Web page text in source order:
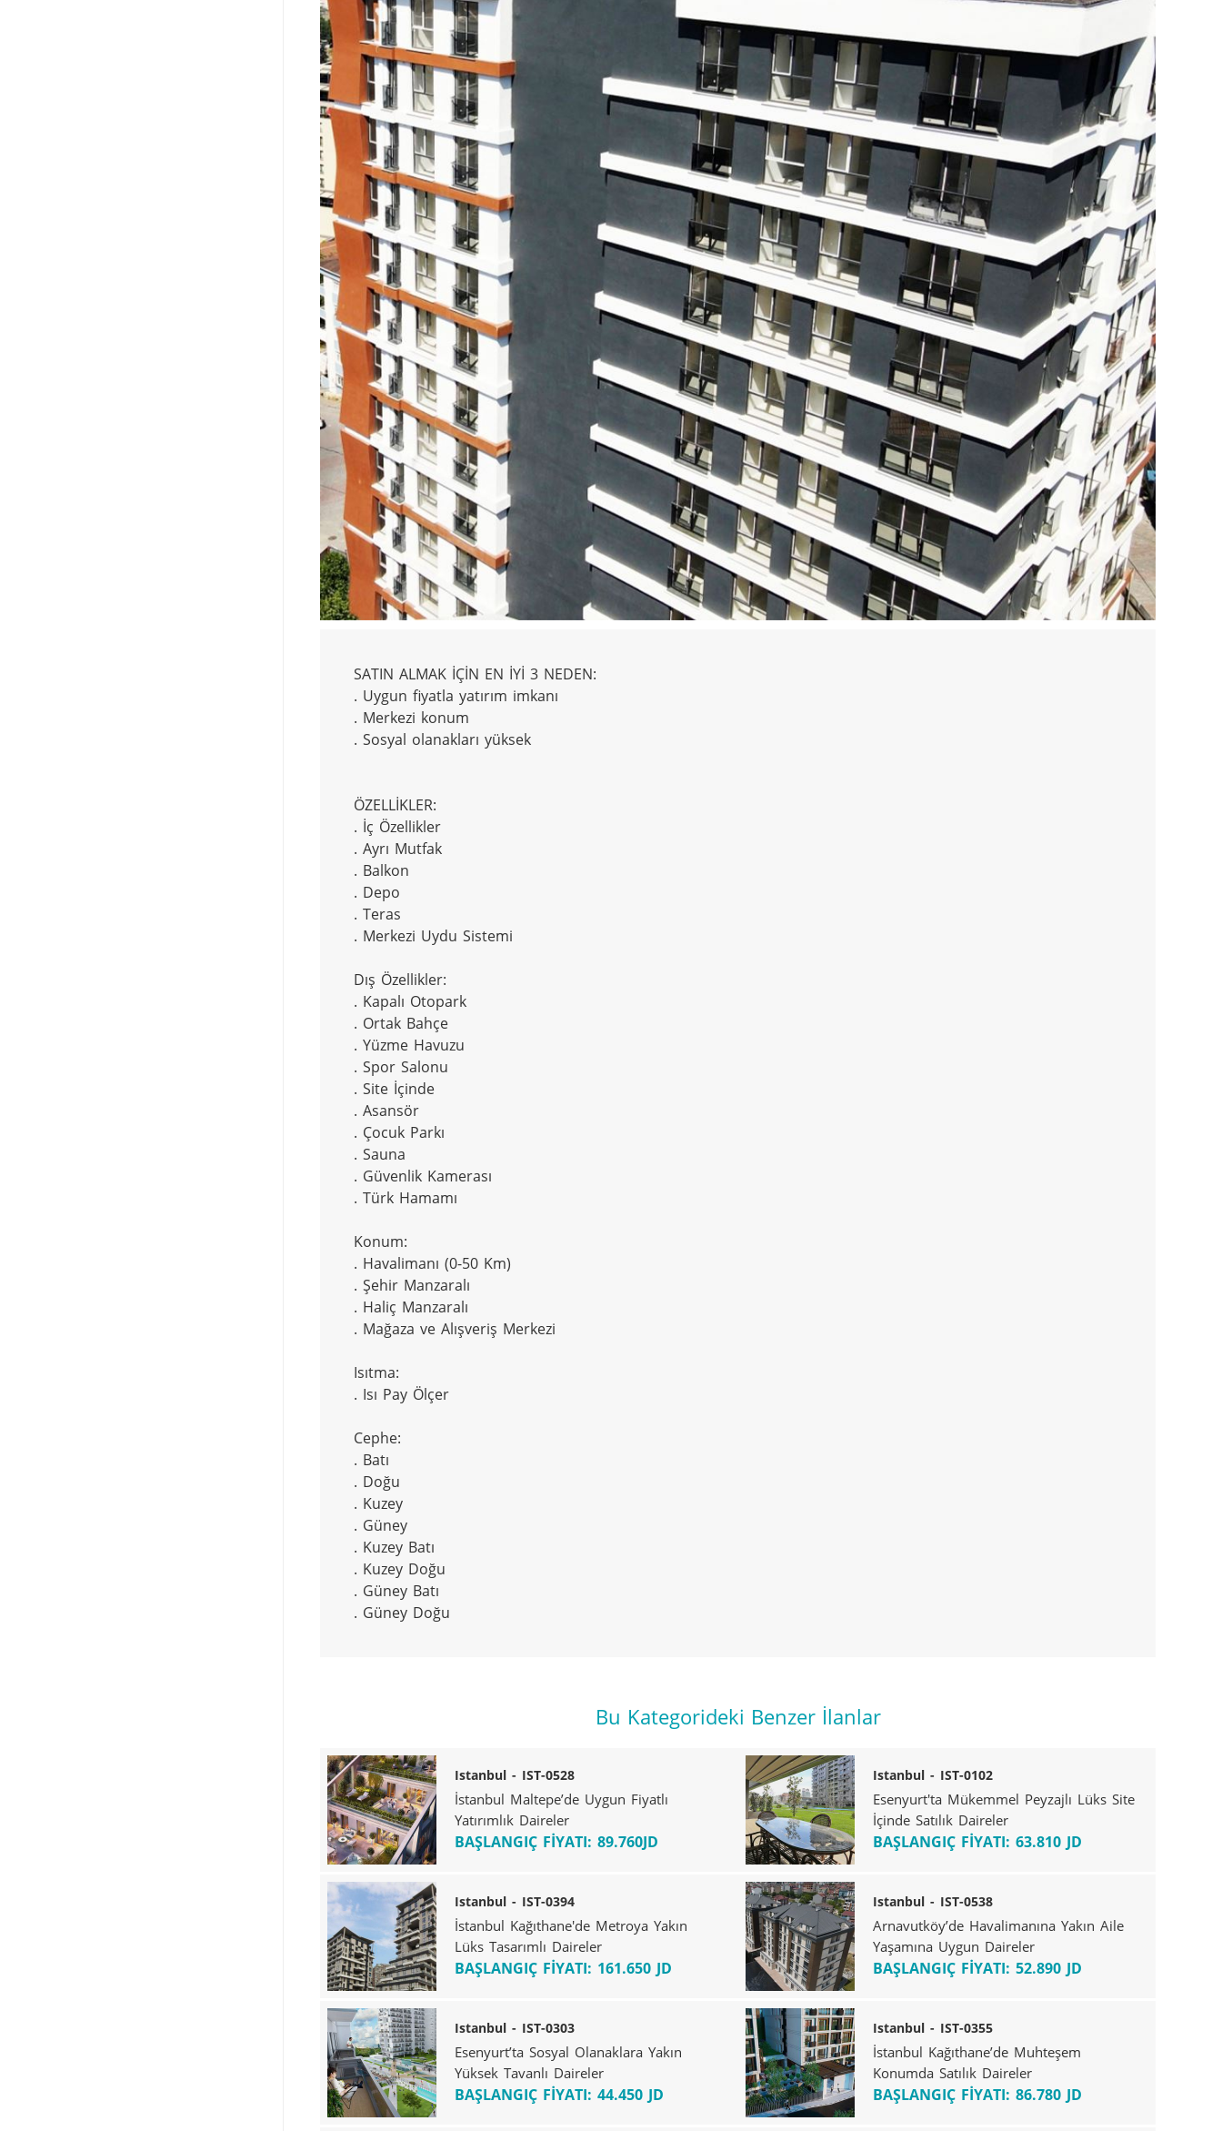
SATIN ALMAK İÇİN EN İYİ 3 NEDEN:
. Uygun fiyatla yatırım imkanı
. Merkezi konum
. Sosyal olanakları yüksek
ÖZELLİKLER:
. İç Özellikler
. Ayrı Mutfak
. Balkon
. Depo
. Teras
. Merkezi Uydu Sistemi
Dış Özellikler:
. Kapalı Otopark
. Ortak Bahçe
. Yüzme Havuzu
. Spor Salonu
. Site İçinde
. Asansör
. Çocuk Parkı
. Sauna
. Güvenlik Kamerası
. Türk Hamamı
Konum:
. Havalimanı (0-50 Km)
. Şehir Manzaralı
. Haliç Manzaralı
. Mağaza ve Alışveriş Merkezi
Isıtma:
. Isı Pay Ölçer
Cephe:
. Batı
. Doğu
. Kuzey
. Güney
. Kuzey Batı
. Kuzey Doğu
. Güney Batı
. Güney Doğu
Bu Kategorideki Benzer İlanlar
Istanbul - IST-0528
İstanbul Maltepe’de Uygun Fiyatlı
Yatırımlık Daireler
BAŞLANGIÇ FİYATI: 89.760JD
Istanbul - IST-0102
Esenyurt'ta Mükemmel Peyzajlı Lüks Site
İçinde Satılık Daireler
BAŞLANGIÇ FİYATI: 63.810 JD
Istanbul - IST-0394
İstanbul Kağıthane'de Metroya Yakın
Lüks Tasarımlı Daireler
BAŞLANGIÇ FİYATI: 161.650 JD
Istanbul - IST-0538
Arnavutköy’de Havalimanına Yakın Aile
Yaşamına Uygun Daireler
BAŞLANGIÇ FİYATI: 52.890 JD
Istanbul - IST-0303
Esenyurt’ta Sosyal Olanaklara Yakın
Yüksek Tavanlı Daireler
BAŞLANGIÇ FİYATI: 44.450 JD
Istanbul - IST-0355
İstanbul Kağıthane’de Muhteşem
Konumda Satılık Daireler
BAŞLANGIÇ FİYATI: 86.780 JD